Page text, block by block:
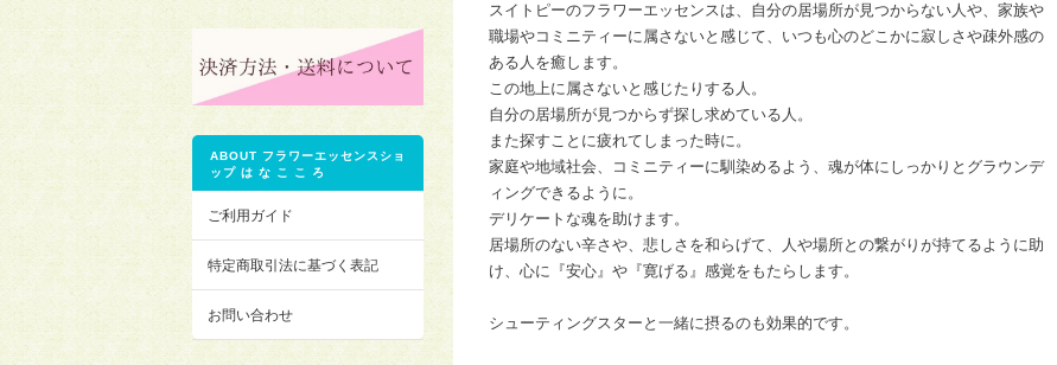
スイトピーのフラワーエッセンスは、自分の居場所が見つからない人や、家族や
職場やコミニティーに属さないと感じて、いつも心のどこかに寂しさや疎外感の
ある人を癒します。
この地上に属さないと感じたりする人。
自分の居場所が見つからず探し求めている人。
また探すことに疲れてしまった時に。
家庭や地域社会、コミニティーに馴染めるよう、魂が体にしっかりとグラウンデ
ィングできるように。
デリケートな魂を助けます。
居場所のない辛さや、悲しさを和らげて、人や場所との繋がりが持てるように助
け、心に『安心』や『寛げる』感覚をもたらします。
シューティングスターと一緒に摂るのも効果的です。
ABOUT フラワーエッセンスショ
ップ は な こ こ ろ
ご利用ガイド
特定商取引法に基づく表記
お問い合わせ